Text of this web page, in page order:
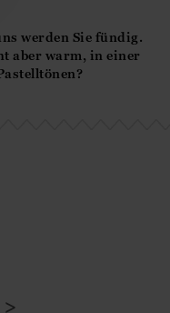
werden Sie fündig.
aber warm, in einer